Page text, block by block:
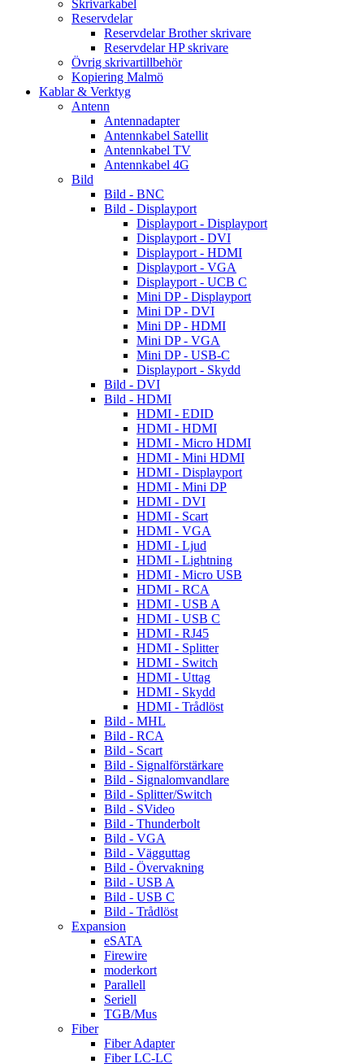
Skrivarkabel
Reservdelar
Reservdelar Brother skrivare
Reservdelar HP skrivare
Övrig skrivartillbehör
Kopiering Malmö
Kablar & Verktyg
Antenn
Antennadapter
Antennkabel Satellit
Antennkabel TV
Antennkabel 4G
Bild
Bild - BNC
Bild - Displayport
Displayport - Displayport
Displayport - DVI
Displayport - HDMI
Displayport - VGA
Displayport - UCB C
Mini DP - Displayport
Mini DP - DVI
Mini DP - HDMI
Mini DP - VGA
Mini DP - USB-C
Displayport - Skydd
Bild - DVI
Bild - HDMI
HDMI - EDID
HDMI - HDMI
HDMI - Micro HDMI
HDMI - Mini HDMI
HDMI - Displayport
HDMI - Mini DP
HDMI - DVI
HDMI - Scart
HDMI - VGA
HDMI - Ljud
HDMI - Lightning
HDMI - Micro USB
HDMI - RCA
HDMI - USB A
HDMI - USB C
HDMI - RJ45
HDMI - Splitter
HDMI - Switch
HDMI - Uttag
HDMI - Skydd
HDMI - Trådlöst
Bild - MHL
Bild - RCA
Bild - Scart
Bild - Signalförstärkare
Bild - Signalomvandlare
Bild - Splitter/Switch
Bild - SVideo
Bild - Thunderbolt
Bild - VGA
Bild - Vägguttag
Bild - Övervakning
Bild - USB A
Bild - USB C
Bild - Trådlöst
Expansion
eSATA
Firewire
moderkort
Parallell
Seriell
TGB/Mus
Fiber
Fiber Adapter
Fiber LC-LC